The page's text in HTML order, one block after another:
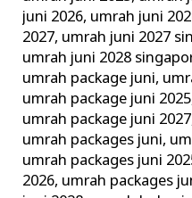
juni 2026, umrah juni
2027, umrah juni 2027
umrah juni 2028
umrah package juni,
umrah package juni 2025
umrah package juni 2027
umrah packages juni,
umrah packages juni
2026, umrah packages